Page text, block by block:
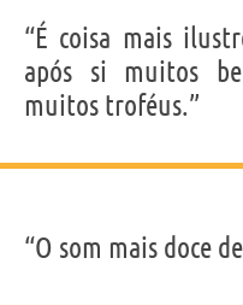
“É coisa mais
após si muitos
muitos troféus.”
“O som mais doce